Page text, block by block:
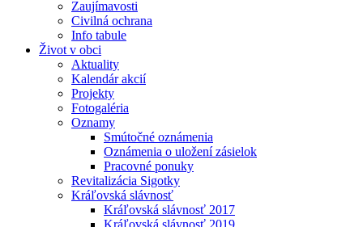
Zaujímavosti
Civilná ochrana
Info tabule
Život v obci
Aktuality
Kalendár akcií
Projekty
Fotogaléria
Oznamy
Smútočné oznámenia
Oznámenia o uložení zásielok
Pracovné ponuky
Revitalizácia Sigotky
Kráľovská slávnosť
Kráľovská slávnosť 2017